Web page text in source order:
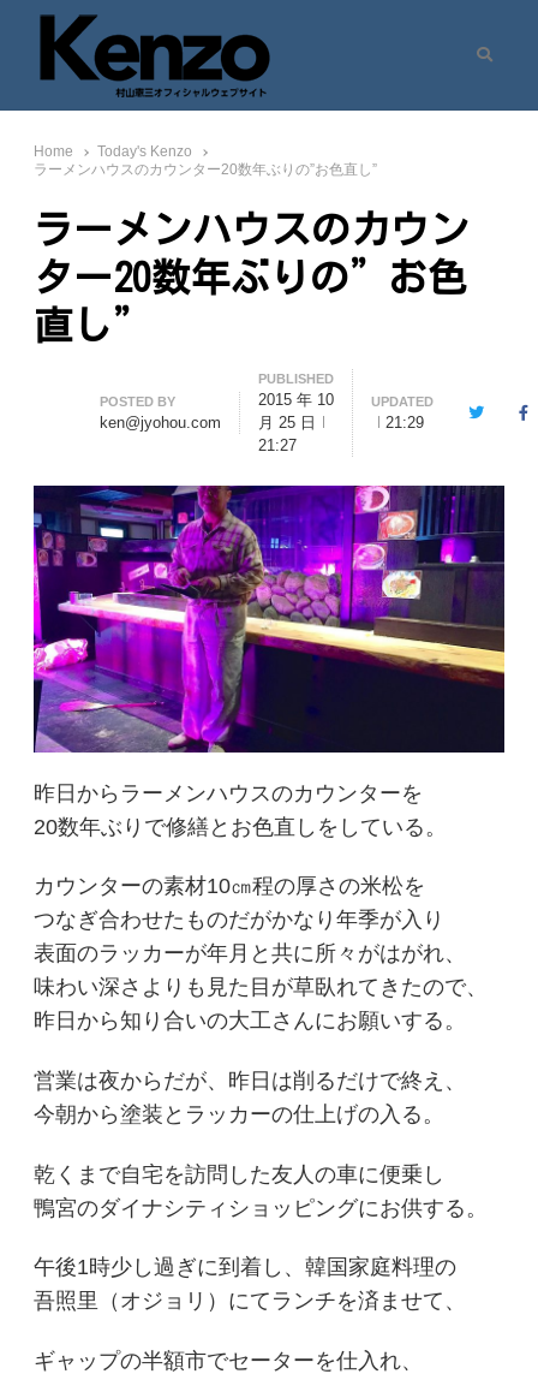
七転八起 – 村山憲三 Official Site
村山憲三ウェブサイト
Home
Today's Kenzo
ラーメンハウスのカウンター20数年ぶりの”お色直し”
ラーメンハウスのカウン
ター20数年ぶりの”お色
直し”
Author
POSTED BY
ken@jyohou.com
PUBLISHED
2015 年 10
月 25 日
21:27
UPDATED
21:29 Twitter
昨日からラーメンハウスのカウンターを
20数年ぶりで修繕とお色直しをしている。
カウンターの素材10㎝程の厚さの米松を
つなぎ合わせたものだがかなり年季が入り
表面のラッカーが年月と共に所々がはがれ、
味わい深さよりも見た目が草臥れてきたので、
昨日から知り合いの大工さんにお願いする。
営業は夜からだが、昨日は削るだけで終え、
今朝から塗装とラッカーの仕上げの入る。
乾くまで自宅を訪問した友人の車に便乗し
鴨宮のダイナシティショッピングにお供する。
午後1時少し過ぎに到着し、韓国家庭料理の
吾照里（オジョリ）にてランチを済ませて、
ギャップの半額市でセーターを仕入れ、